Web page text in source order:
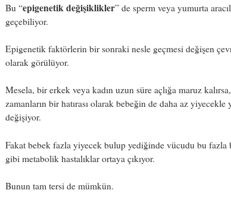
Bu “epigenetik değişiklikler” de sperm veya yumurta
geçebiliyor.
Epigenetik faktörlerin bir sonraki nesle geçmesi değişen
olarak görülüyor.
Mesela, bir erkek veya kadın uzun süre açlığa maruz
zamanların bir hatırası olarak bebeğin de daha az
değişiyor.
Fakat bebek fazla yiyecek bulup yediğinde vücudu bu fazla
gibi metabolik hastalıklar ortaya çıkıyor.
Bunun tam tersi de mümkün.